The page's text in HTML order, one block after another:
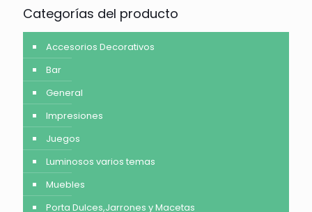
Categorías del producto
Accesorios Decorativos
Bar
General
Impresiones
Juegos
Luminosos varios temas
Muebles
Porta Dulces,Jarrones y Macetas